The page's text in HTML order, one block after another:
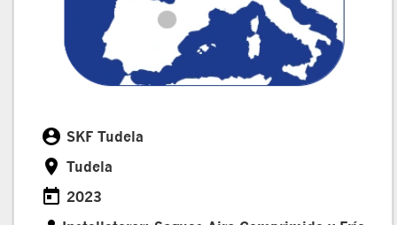
account_circleCliente
SKF Tudela
roomUbicación
Tudela
todayFecha
2023